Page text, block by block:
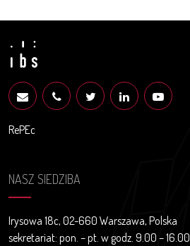
RePEc
NASZ SIEDZIBA
Irysowa 18c, 02-660 Warszawa, Polska
sekretariat: pon. – pt. w godz. 9.00 – 16.00